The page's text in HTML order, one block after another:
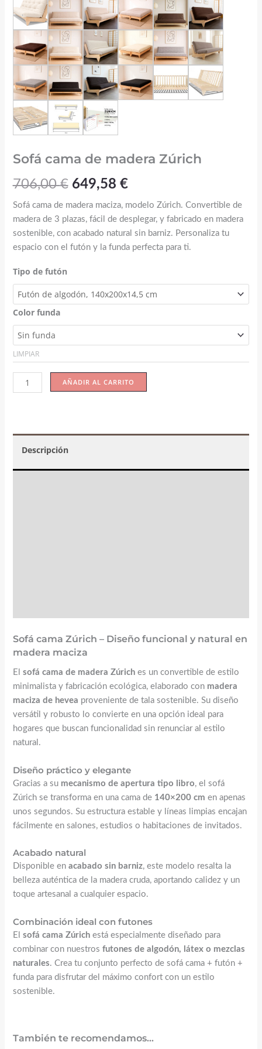
Sofá cama de madera Zúrich
706,00€ 649,58 €
Sofá cama de madera maciza, modelo Zúrich. Convertible de
madera de 3 plazas, fácil de desplegar, y fabricado en madera
sostenible, con acabado natural sin barniz. Personaliza tu
espacio con el futón y la funda perfecta para ti.
Tipo de futón
Color funda
LIMPIAR
AÑADIR AL CARRITO
Descripción
Sofá cama Zúrich – Diseño funcional y natural en
madera maciza
El sofá cama de madera Zúriches un convertible de estilo
minimalista y fabricación ecológica, elaborado con madera
maciza de hevea proveniente de tala sostenible. Su diseño
versátil y robusto lo convierte en una opción ideal para
hogares que buscan funcionalidad sin renunciar al estilo
natural.
Diseño práctico y elegante
Gracias a su mecanismo de apertura tipo libro, el sofá
Zúrich se transforma en una cama de 140×200 cm en apenas
unos segundos. Su estructura estable y líneas limpias encajan
fácilmente en salones, estudios o habitaciones de invitados.
Acabado natural
Disponible en acabado sin barniz, este modelo resalta la
belleza auténtica de la madera cruda, aportando calidez y un
toque artesanal a cualquier espacio.
Combinación ideal con futones
El sofá cama Zúrichestá especialmente diseñado para
combinar con nuestros futones de algodón, látex o mezclas
naturales. Crea tu conjunto perfecto de sofá cama + futón +
funda para disfrutar del máximo confort con un estilo
sostenible.
También te recomendamos…